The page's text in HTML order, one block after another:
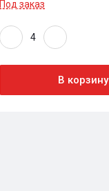
Под заказ
В корзину